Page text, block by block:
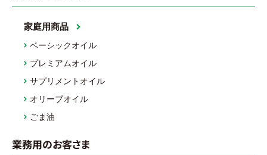
家庭用商品
ベーシックオイル
プレミアムオイル
サプリメントオイル
オリーブオイル
ごま油
業務用のお客さま